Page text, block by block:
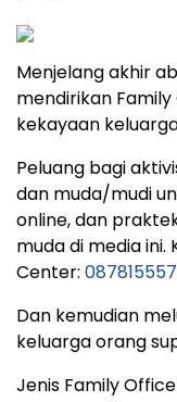
Menjelang akhir
mendirikan
kekayaan
Peluang bagi
dan muda/mudi
online, dan
muda di media ini.
Center:
Dan kemudian
keluarga orang
Jenis Family